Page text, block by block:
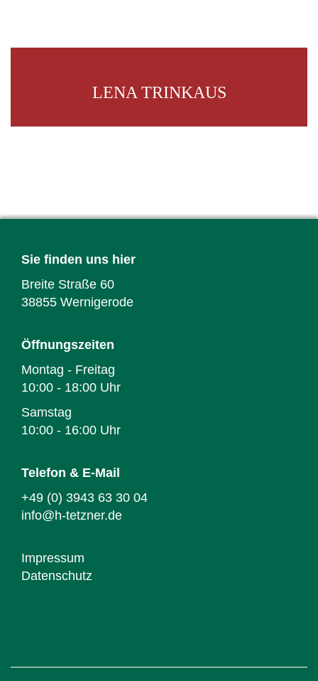
LENA TRINKAUS
Sie finden uns hier
Breite Straße 60
38855 Wernigerode
Öffnungszeiten
Montag - Freitag
10:00 - 18:00 Uhr
Samstag
10:00 - 16:00 Uhr
Telefon & E-Mail
+49 (0) 3943 63 30 04
info@h-tetzner.de
Impressum
Datenschutz